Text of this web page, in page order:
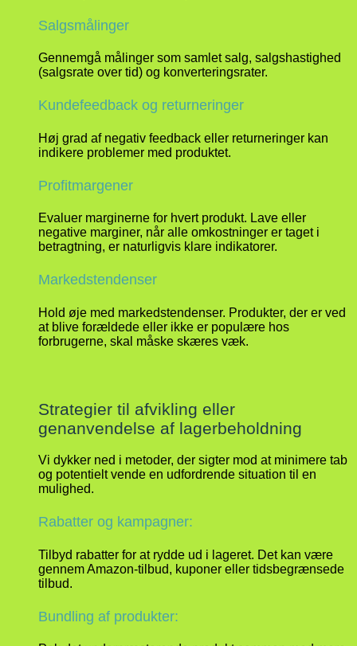
Salgsmålinger
Gennemgå målinger som samlet salg, salgshastighed
(salgsrate over tid) og konverteringsrater.
Kundefeedback og returneringer
Høj grad af negativ feedback eller returneringer kan
indikere problemer med produktet.
Profitmargener
Evaluer marginerne for hvert produkt. Lave eller
negative marginer, når alle omkostninger er taget i
betragtning, er naturligvis klare indikatorer.
Markedstendenser
Hold øje med markedstendenser. Produkter, der er ved
at blive forældede eller ikke er populære hos
forbrugerne, skal måske skæres væk.
Strategier til afvikling eller
genanvendelse af lagerbeholdning
Vi dykker ned i metoder, der sigter mod at minimere tab
og potentielt vende en udfordrende situation til en
mulighed.
Rabatter og kampagner:
Tilbyd rabatter for at rydde ud i lageret. Det kan være
gennem Amazon-tilbud, kuponer eller tidsbegrænsede
tilbud.
Bundling af produkter: